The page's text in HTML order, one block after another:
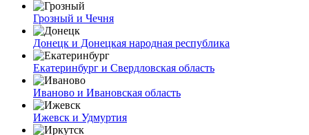
Грозный и Чечня
Донецк и Донецкая народная республика
Екатеринбург и Свердловская область
Иваново и Ивановская область
Ижевск и Удмуртия